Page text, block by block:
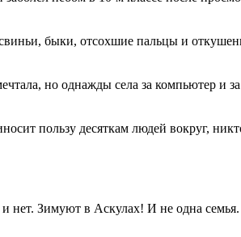
быки, отсохшие пальцы и
но однажды села за компьютер и
пользу десяткам людей вокруг,
нет. Зимуют в Аскулах! И не одна семья.